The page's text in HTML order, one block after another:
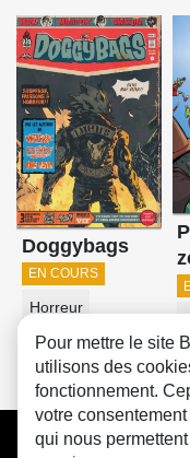
Doggybags
EN COURS
Horreur
CGU
Pour mettre le site
utilisons des
fonctionnement.
votre
qui nous